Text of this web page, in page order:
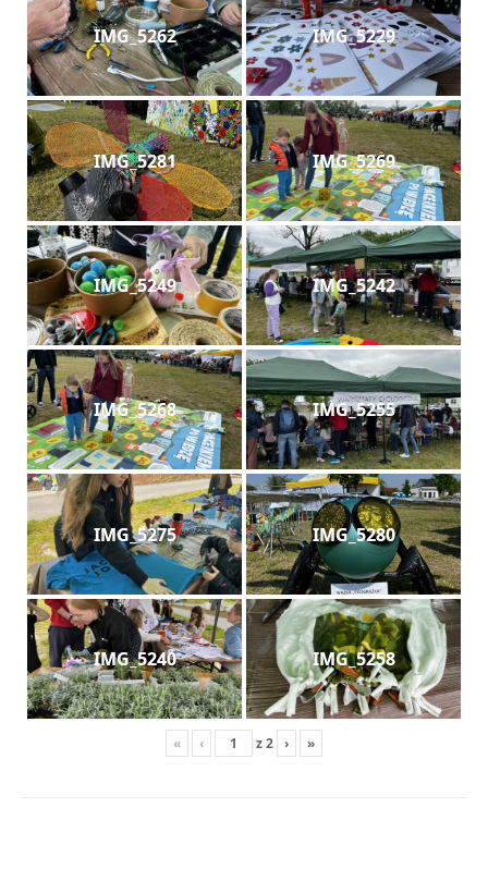
IMG_5262 IMG_5229
IMG_5281 IMG_5269
IMG_5249 IMG_5242
IMG_5268 IMG_5255
IMG_5275 IMG_5280
IMG_5240 IMG_5258
« ‹ z2 › »